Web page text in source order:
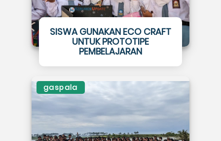
SISWA GUNAKAN ECO CRAFT
UNTUK PROTOTIPE
PEMBELAJARAN
gaspala